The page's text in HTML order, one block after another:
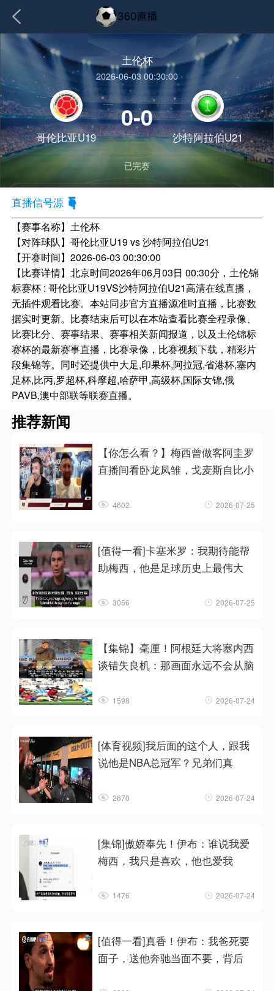
土伦杯
2026-06-03 00:30:00
哥伦比亚U19
0-0
沙特阿拉伯U21
已完赛
直播信号源
【赛事名称】土伦杯
【对阵球队】哥伦比亚U19 vs 沙特阿拉伯U21
【开赛时间】2026-06-03 00:30:00
【比赛详情】北京时间2026年06月03日 00:30分，土伦锦
标赛杯 : 哥伦比亚U19VS沙特阿拉伯U21高清在线直播，
无插件观看比赛。本站同步官方直播源准时直播，比赛数
据实时更新。比赛结束后可以在本站查看比赛全程录像、
比赛比分、赛事结果、赛事相关新闻报道，以及土伦锦标
赛杯的最新赛事直播，比赛录像，比赛视频下载，精彩片
段集锦等。同时还提供中大足,印果杯,阿拉冠,省港杯,塞内
足杯,比丙,罗超杯,科摩超,哈萨甲,高级杯,国际女锦,俄
PAVB,澳中部联等联赛直播。
推荐新闻
【你怎么看？】梅西曾做客阿圭罗
直播间看卧龙凤雏，戈麦斯自比小
4602 2026-07-25
[值得一看]卡塞米罗：我期待能帮
助梅西，他是足球历史上最伟大
3056 2026-07-25
【集锦】毫厘！阿根廷大将塞内西
谈错失良机：那画面永远不会从脑
1598 2026-07-24
[体育视频]我后面的这个人，跟我
说他是NBA总冠军？兄弟们真
2670 2026-07-24
[集锦]傲娇奉先！伊布：谁说我爱
梅西，我只是喜欢，他也爱我
1476 2026-07-24
[值得一看]真香！伊布：我爸死要
面子，送他奔驰当面不要，背后